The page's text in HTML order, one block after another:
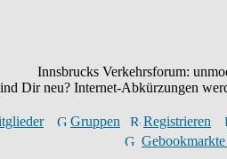
Innsbrucks Verkehrsforum:
Dir neu? Internet-Abkürzungen
Gruppen
Registrieren